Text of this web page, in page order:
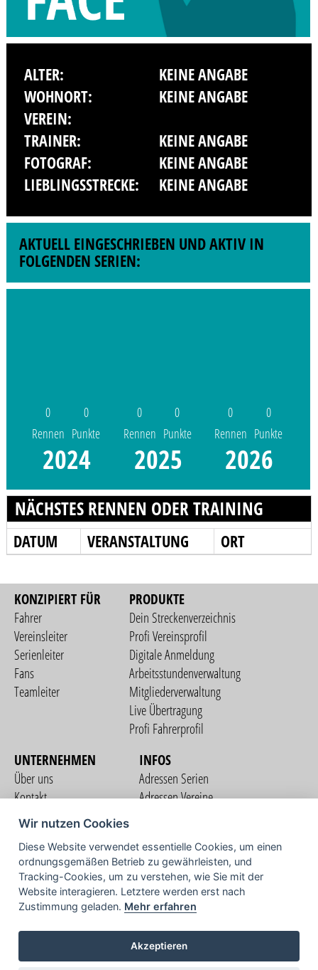
ALTER:
KEINE ANGABE
WOHNORT:
KEINE ANGABE
VEREIN:
TRAINER:
KEINE ANGABE
FOTOGRAF:
KEINE ANGABE
LIEBLINGSSTRECKE:
KEINE ANGABE
AKTUELL EINGESCHRIEBEN UND AKTIV IN
FOLGENDEN SERIEN:
0
Rennen
0
Punkte
2024
0
Rennen
0
Punkte
2025
0
Rennen
0
Punkte
2026
NÄCHSTES RENNEN ODER TRAINING
DATUM VERANSTALTUNG ORT
KONZIPIERT FÜR
Fahrer
Vereinsleiter
Serienleiter
Fans
Teamleiter
PRODUKTE
Dein Streckenverzeichnis
Profi Vereinsprofil
Digitale Anmeldung
Arbeitsstundenverwaltung
Mitgliederverwaltung
Live Übertragung
Profi Fahrerprofil
UNTERNEHMEN
Über uns
Kontakt
Nutzungsbedingungen
Datenschutzerklärung
Impressum
INFOS
Adressen Serien
Adressen Vereine
COMMUNITY
TV
Wir nutzen Cookies
Diese Website verwendet essentielle Cookies, um einen
ordnungsgemäßen Betrieb zu gewährleisten, und
Tracking-Cookies, um zu verstehen, wie Sie mit der
Website interagieren. Letztere werden erst nach
Zustimmung geladen. Mehr erfahren
Akzeptieren